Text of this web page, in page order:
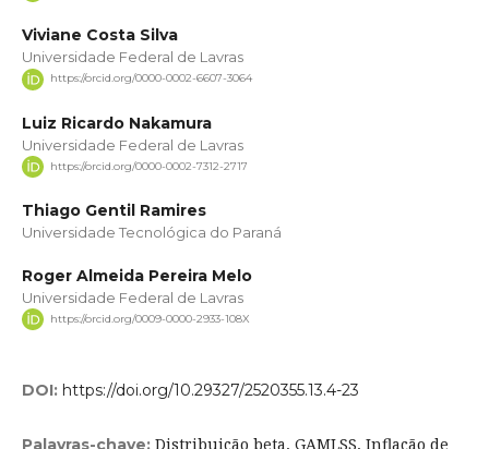
Viviane Costa Silva
Universidade Federal de Lavras
https://orcid.org/0000-0002-6607-3064
Luiz Ricardo Nakamura
Universidade Federal de Lavras
https://orcid.org/0000-0002-7312-2717
Thiago Gentil Ramires
Universidade Tecnológica do Paraná
Roger Almeida Pereira Melo
Universidade Federal de Lavras
https://orcid.org/0009-0000-2933-108X
DOI: https://doi.org/10.29327/2520355.13.4-23
Palavras-chave: Distribuição beta, GAMLSS, Inflação de